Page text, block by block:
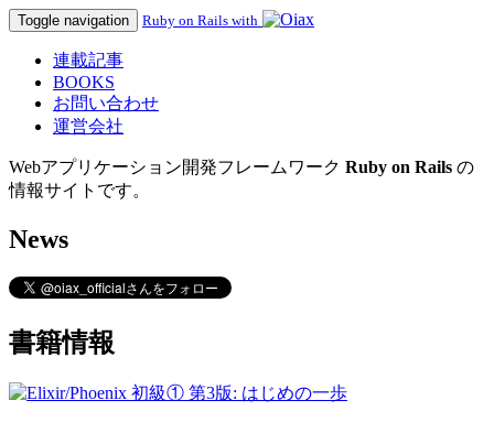
Toggle navigation Ruby on Rails with
連載記事
BOOKS
お問い合わせ
運営会社
Webアプリケーション開発フレームワーク Ruby on Rails の
情報サイトです。
News
書籍情報